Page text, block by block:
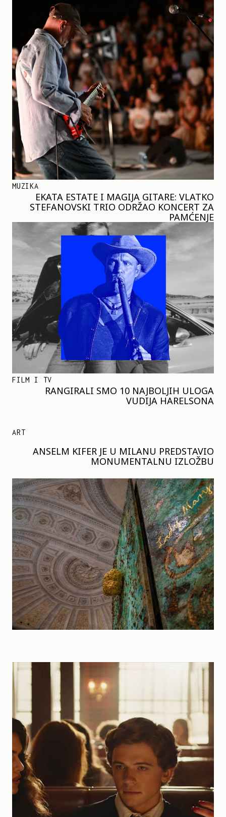
MUZIKA
EKATA ESTATE I MAGIJA GITARE: VLATKO
STEFANOVSKI TRIO ODRŽAO KONCERT ZA
PAMĆENJE
FILM I TV
RANGIRALI SMO 10 NAJBOLJIH ULOGA
VUDIJA HARELSONA
ART
ANSELM KIFER JE U MILANU PREDSTAVIO
MONUMENTALNU IZLOŽBU